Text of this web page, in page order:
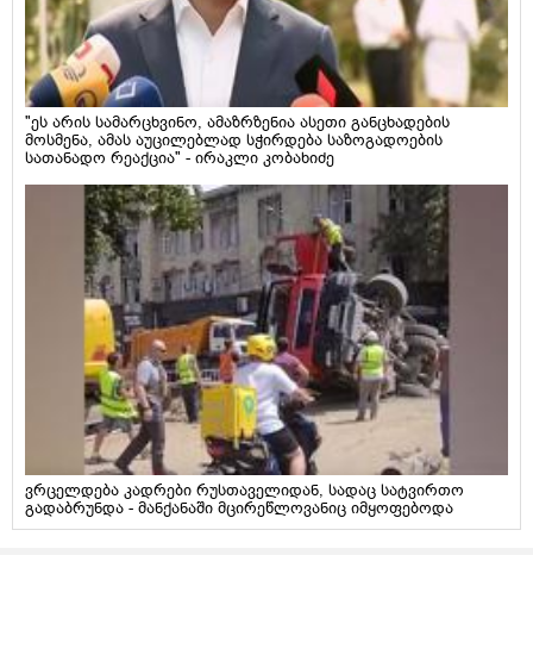
"ეს არის სამარცხვინო, ამაზრზენია ასეთი განცხადების
მოსმენა, ამას აუცილებლად სჭირდება საზოგადოების
სათანადო რეაქცია" - ირაკლი კობახიძე
ვრცელდება კადრები რუსთაველიდან, სადაც სატვირთო
გადაბრუნდა - მანქანაში მცირეწლოვანიც იმყოფებოდა